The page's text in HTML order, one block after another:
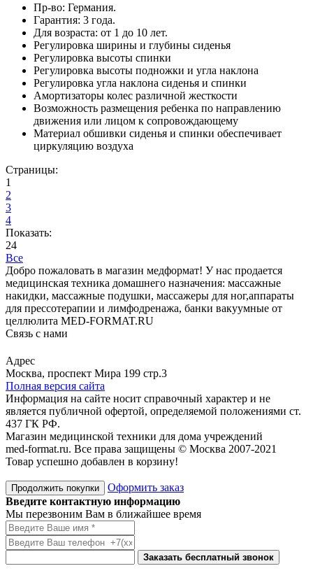
Пр-во: Германия.
Гарантия: 3 года.
Для возраста: от 1 до 10 лет.
Регулировка ширины и глубины сиденья
Регулировка высоты спинки
Регулировка высоты подножки и угла наклона
Регулировка угла наклона сиденья и спинки
Амортизаторы колес различной жесткости
Возможность размещения ребенка по направлению
движения или лицом к сопровождающему
Материал обшивки сиденья и спинки обеспечивает
циркуляцию воздуха
Страницы:
1
2
3
4
Показать:
24
Все
Добро пожаловать в магазин медформат! У нас продается
медицинская техника домашнего назначения: массажные
накидки, массажные подушки, массажеры для ног,аппараты
для прессотерапии и лимфодренажа, банки вакуумные от
целлюлита MED-FORMAT.RU
Связь с нами
Адрес
Москва, проспект Мира 199 стр.3
Полная версия сайта
Информация на сайте носит справочный характер и не
является публичной офертой, определяемой положениями ст.
437 ГК РФ.
Магазин медицинской техники для дома учреждений
med-format.ru. Все права защищены © Москва 2007-2021
Товар успешно добавлен в корзину!
Продолжить покупки
Оформить заказ
Введите контактную информацию
Мы перезвоним Вам в ближайшее время
Заказать бесплатный звонок